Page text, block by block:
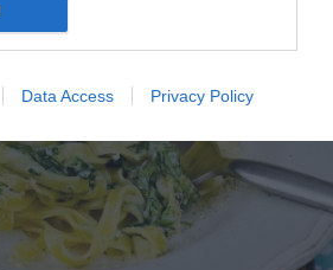
Data Access Privacy Policy